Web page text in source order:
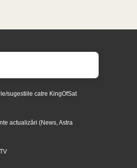
sugestiile catre KingOfSat
actualizări (News, Astra